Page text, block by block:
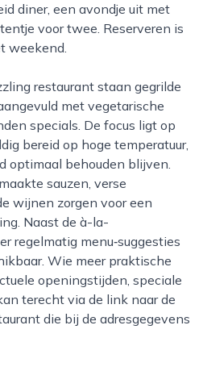
diner, een avondje uit met
voor twee. Reserveren is
weekend.
met vegetarische
specials. De focus ligt op
bereid op hoge temperatuur,
optimaal behouden blijven.
sauzen, verse
wijnen zorgen voor een
Naast de à-la-
regelmatig menu‑suggesties
Wie meer praktische
openingstijden, speciale
terecht via de link naar de
die bij de adresgegevens